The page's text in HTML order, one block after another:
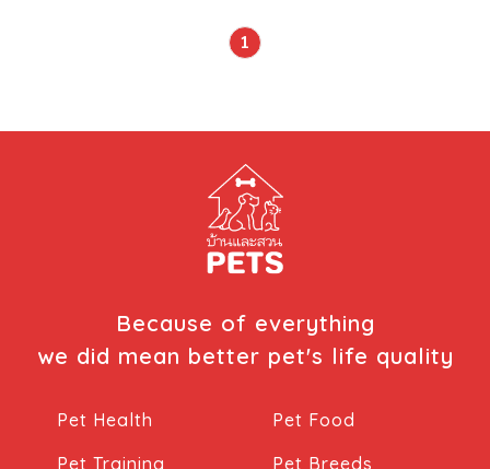
ค่ะ น้ำมันตับปลา (cod liver oil) มาเริ่มกันที่น้ำมันตับปลาก่อน
นะคะ น้ำมันตับปลา คือน้ำมันที่สกัดมาจากตับของปลา ส่วนใหญ่
ช่วยสร้างเยื่อบุผิวหนัง และกระดูก สร้างภูมิต้านทานโรค และ
ช่วยบำรุงสายตาให้สามารถมองเห็นได้ดีในที่มืด หรือในที่ที่มีแสง
สลัว ส่วนวิตามินดีจะสำคัญในการดูดซึมแคลเซียม และ
ฟอสฟอรัสจากอาหารค่ะ แต่ถึงแม้ว่าน้ำมันตับปลาจะอุดมไปด้วย
วิตามินเอ และดีสูง แต่ตับก็เป็นแหล่งอาหารที่มีคลอเลสเตอรอล
สูง ดังนั้นการทานน้ำมันตับปลามากเกินความจำเป็น ก็อาจทำให้
นอกจากนี้วิตามินเอ และดีเป็นวิตามินที่ละลายในไขมัน หากทาน
น้ำมันตับปลามาก […]
1
Because of everything
we did mean better pet's life quality
Pet Health
Pet Food
Pet Training
Pet Breeds